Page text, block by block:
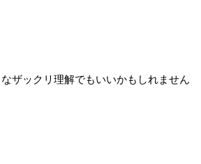
ザックリ理解でもいいかもしれません